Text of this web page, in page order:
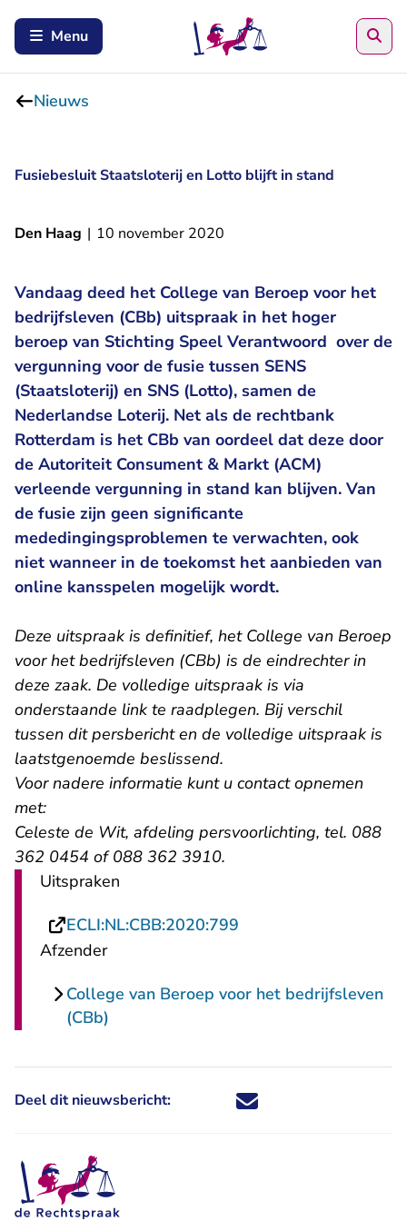
Menu
Nieuws
Fusiebesluit Staatsloterij en Lotto blijft in stand
Den Haag | 10 november 2020
Vandaag deed het College van Beroep voor het
bedrijfsleven (CBb) uitspraak in het hoger
beroep van Stichting Speel Verantwoord over de
vergunning voor de fusie tussen SENS
(Staatsloterij) en SNS (Lotto), samen de
Nederlandse Loterij. Net als de rechtbank
Rotterdam is het CBb van oordeel dat deze door
de Autoriteit Consument & Markt (ACM)
verleende vergunning in stand kan blijven. Van
de fusie zijn geen significante
mededingingsproblemen te verwachten, ook
niet wanneer in de toekomst het aanbieden van
online kansspelen mogelijk wordt.
Deze uitspraak is definitief, het College van Beroep
voor het bedrijfsleven (CBb) is de eindrechter in
deze zaak. De volledige uitspraak is via
onderstaande link te raadplegen. Bij verschil
tussen dit persbericht en de volledige uitspraak is
laatstgenoemde beslissend.
Voor nadere informatie kunt u contact opnemen
met:
Celeste de Wit, afdeling persvoorlichting, tel. 088
362 0454 of 088 362 3910.
Uitspraken
ECLI:NL:CBB:2020:799
Afzender
College van Beroep voor het bedrijfsleven
(CBb)
Deel dit nieuwsbericht: Deel dit nieuwsbericht via X -
Deel dit nieuwsbericht via
Deel dit nieuwsbericht
Deel dit